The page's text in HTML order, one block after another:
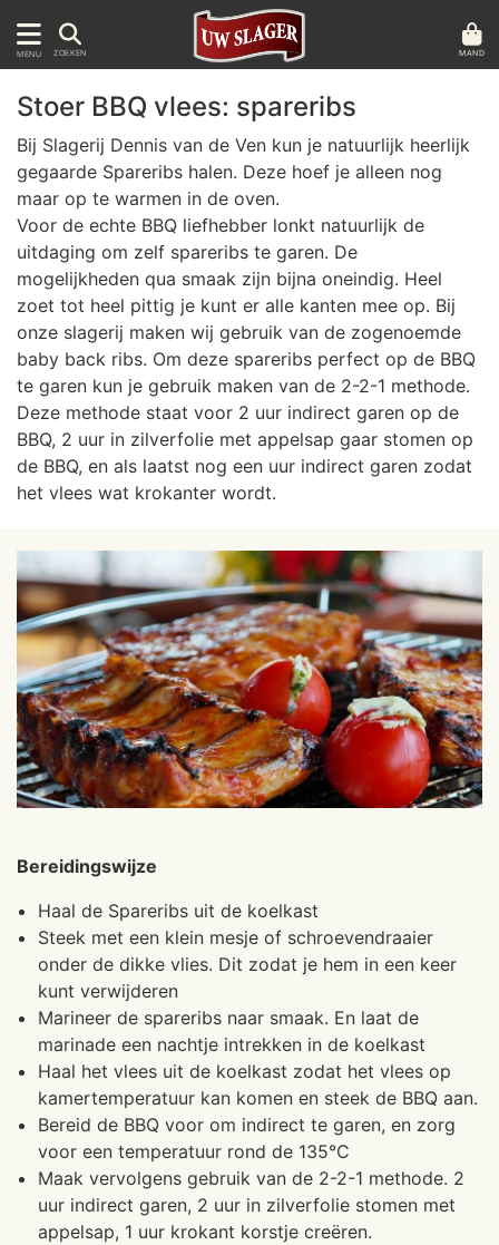
MENU ZOEKEN MAND
Stoer BBQ vlees: spareribs
Bij Slagerij Dennis van de Ven kun je natuurlijk heerlijk
gegaarde Spareribs halen. Deze hoef je alleen nog
maar op te warmen in de oven.
Voor de echte BBQ liefhebber lonkt natuurlijk de
uitdaging om zelf spareribs te garen. De
mogelijkheden qua smaak zijn bijna oneindig. Heel
zoet tot heel pittig je kunt er alle kanten mee op. Bij
onze slagerij maken wij gebruik van de zogenoemde
baby back ribs. Om deze spareribs perfect op de BBQ
te garen kun je gebruik maken van de 2-2-1 methode.
Deze methode staat voor 2 uur indirect garen op de
BBQ, 2 uur in zilverfolie met appelsap gaar stomen op
de BBQ, en als laatst nog een uur indirect garen zodat
het vlees wat krokanter wordt.
Bereidingswijze
Haal de Spareribs uit de koelkast
Steek met een klein mesje of schroevendraaier
onder de dikke vlies. Dit zodat je hem in een keer
kunt verwijderen
Marineer de spareribs naar smaak. En laat de
marinade een nachtje intrekken in de koelkast
Haal het vlees uit de koelkast zodat het vlees op
kamertemperatuur kan komen en steek de BBQ aan.
Bereid de BBQ voor om indirect te garen, en zorg
voor een temperatuur rond de 135°C
Maak vervolgens gebruik van de 2-2-1 methode. 2
uur indirect garen, 2 uur in zilverfolie stomen met
appelsap, 1 uur krokant korstje creëren.